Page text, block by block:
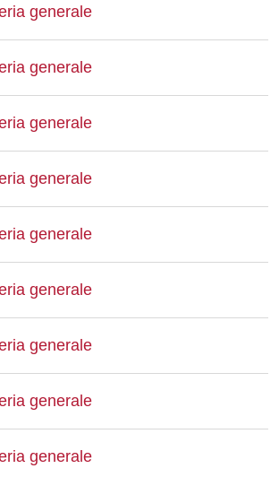
generale
generale
generale
generale
generale
generale
generale
generale
generale